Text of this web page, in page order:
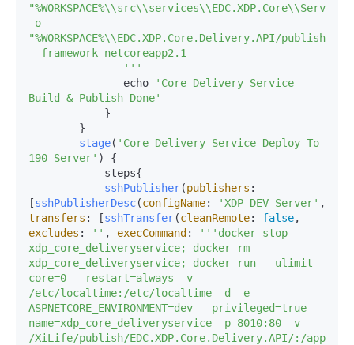
-o
"%WORKSPACE%\\EDC.XDP.Core.Delivery.API/publish"
--framework netcoreapp2.1
               '
''
               echo
'Core Delivery Service
Build & Publish Done'
stage( 'Core Delivery Service Deploy To
190 Server' ) {
sshPublisher(publishers :
[sshPublisherDesc(configName: 'XDP-DEV-Server'
transfers : [sshTransfer(cleanRemote: false
excludes : '' , execCommand : '' 'docker stop
xdp_core_deliveryservice; docker rm
xdp_core_deliveryservice; docker run --ulimit
core=0 --restart=always -v
/etc/localtime:/etc/localtime -d -e
ASPNETCORE_ENVIRONMENT=dev --privileged=true --
name=xdp_core_deliveryservice -p 8010:80 -v
/XiLife/publish/EDC.XDP.Core.Delivery.API/:/app